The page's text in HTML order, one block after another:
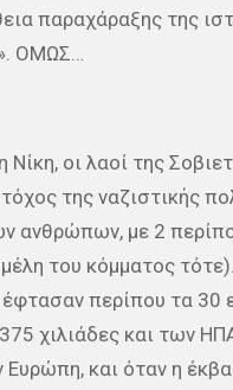
παραχάραξης της
ΟΜΩΣ…
οι λαοί της
της ναζιστικής
ανθρώπων, με 2
του κόμματος
περίπου τα 30
χιλιάδες και των
και όταν η